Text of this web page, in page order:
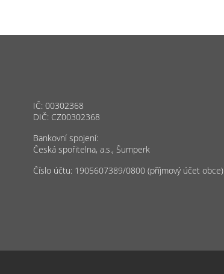
IČ: 00302368
DIČ: CZ00302368
Bankovní spojení:
Česká spořitelna, a.s., Šumperk
Číslo účtu: 1905607389/0800 (příjmový účet obce)